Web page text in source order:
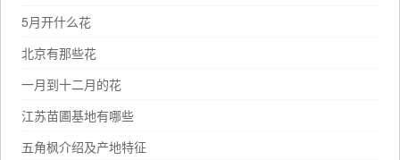
5月开什么花
北京有那些花
一月到十二月的花
江苏苗圃基地有哪些
五角枫介绍及产地特征